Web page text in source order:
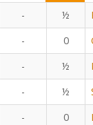
- ½
- 0
- ½
- ½
- 0